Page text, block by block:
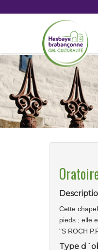
Cette
pieds ; elle
"S ROCH
Type